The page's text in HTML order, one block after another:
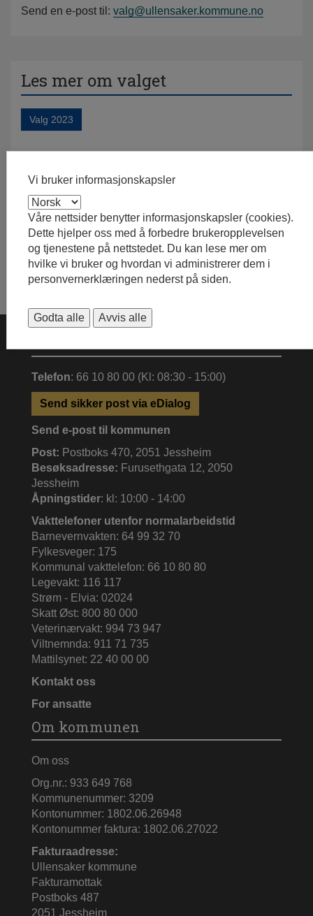
Send en e-post til: valg@ullensaker.kommune.no
Les mer om valget
Valg 2023
Sist endret: 04.09.2023 15:44
Telefon: 66 10 80 00 (Kl: 08:30 - 15:00)
Send sikker post via eDialog
Send e-post til kommunen
Post: Postboks 470, 2051 Jessheim
Besøksadresse: Furusethgata 12, 2050
Jessheim
Åpningstider: kl: 10:00 - 14:00
Vakttelefoner utenfor normalarbeidstid
Barnevernvakten: 64 99 32 70
Fylkesveger: 175
Kommunal vakttelefon: 66 10 80 80
Legevakt: 116 117
Strøm - Elvia: 02024
Skatt Øst: 800 80 000
Veterinærvakt: 994 73 947
Viltnemnda: 911 71 735
Mattilsynet: 22 40 00 00
Kontakt oss
For ansatte
Om kommunen
Om oss
Org.nr.: 933 649 768
Kommunenummer: 3209
Kontonummer: 1802.06.26948
Kontonummer faktura: 1802.06.27022
Fakturaadresse:
Ullensaker kommune
Fakturamottak
Postboks 487
2051 Jessheim
Vi bruker informasjonskapsler
Våre nettsider benytter informasjonskapsler (cookies).
Dette hjelper oss med å forbedre brukeropplevelsen
og tjenestene på nettstedet. Du kan lese mer om
hvilke vi bruker og hvordan vi administrerer dem i
personvernerklæringen nederst på siden.
Godta alle Avvis alle